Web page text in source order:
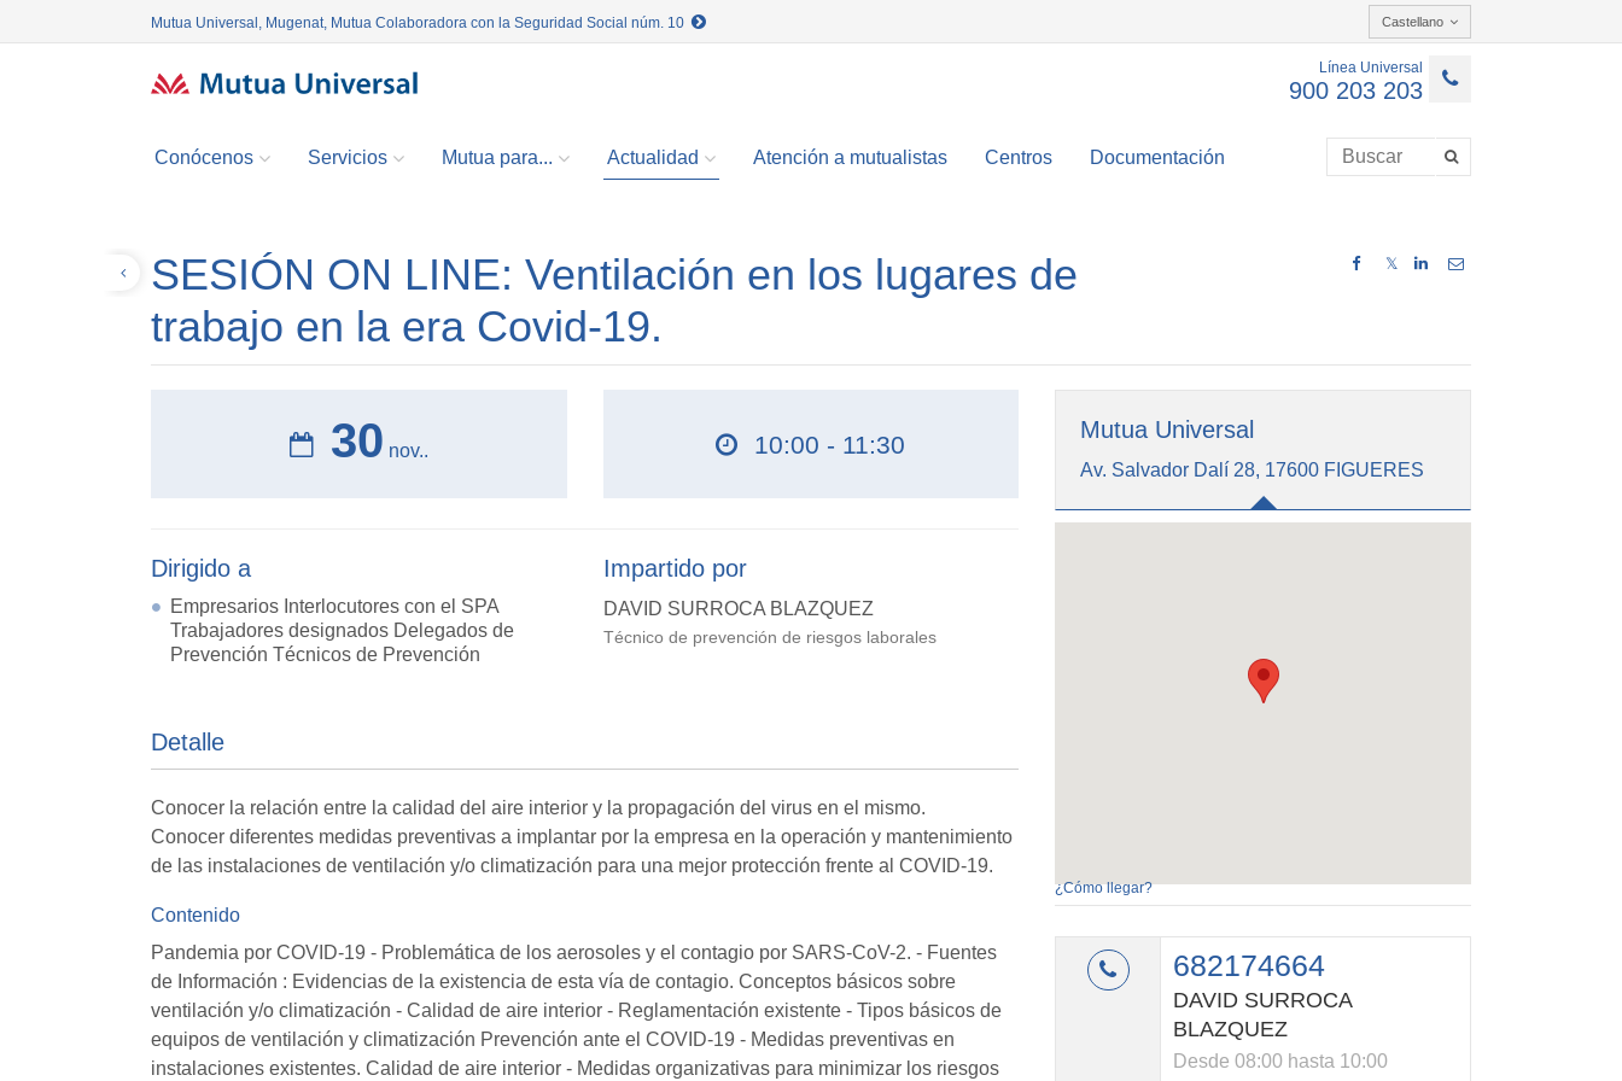
Mutua Universal, Mugenat, Mutua Colaboradora con la Seguridad Social núm. 10 Castellano
Línea Universal
900 203 203
Conócenos Servicios Mutua para... Actualidad Atención a mutualistas Centros Documentación
𝕏
SESIÓN ON LINE: Ventilación en los lugares de
trabajo en la era Covid-19.
30 nov.. 10:00 - 11:30
Dirigido a
Empresarios Interlocutores con el SPA
Trabajadores designados Delegados de
Prevención Técnicos de Prevención
Impartido por
DAVID SURROCA BLAZQUEZ
Técnico de prevención de riesgos laborales
Detalle
Conocer la relación entre la calidad del aire interior y la propagación del virus en el mismo.
Conocer diferentes medidas preventivas a implantar por la empresa en la operación y mantenimiento
de las instalaciones de ventilación y/o climatización para una mejor protección frente al COVID-19.
Contenido
Pandemia por COVID-19 - Problemática de los aerosoles y el contagio por SARS-CoV-2. - Fuentes
de Información : Evidencias de la existencia de esta vía de contagio. Conceptos básicos sobre
ventilación y/o climatización - Calidad de aire interior - Reglamentación existente - Tipos básicos de
equipos de ventilación y climatización Prevención ante el COVID-19 - Medidas preventivas en
instalaciones existentes. Calidad de aire interior - Medidas organizativas para minimizar los riesgos
Mutua Universal
Av. Salvador Dalí 28, 17600 FIGUERES
¿Cómo llegar?
682174664
DAVID SURROCA
BLAZQUEZ
Desde 08:00 hasta 10:00